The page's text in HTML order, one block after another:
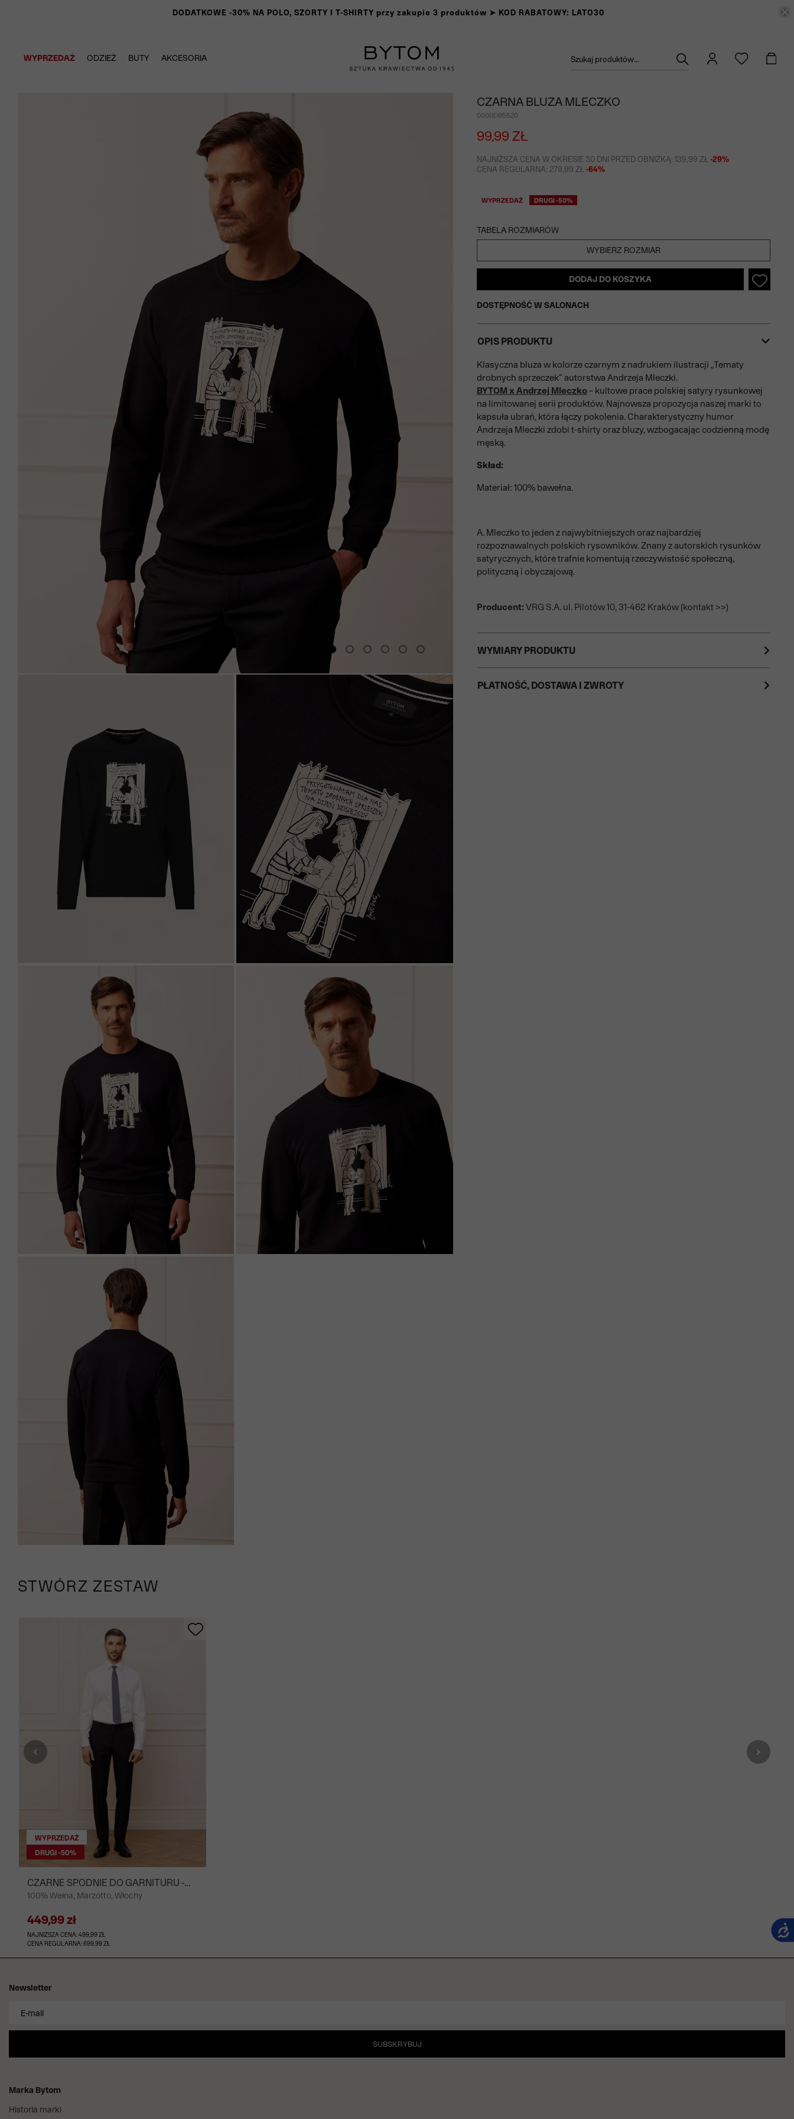
DODATKOWE -30% NA POLO, SZORTY I T-SHIRTY przy zakupie 3 produktów ➤ KOD RABATOWY: LATO30
WYPRZEDAŻ ODZIEŻ BUTY AKCESORIA Szukaj produktów...
CZARNA BLUZA MLECZKO
0000DB5520
99,99 ZŁ
NAJNIŻSZA CENA W OKRESIE 30 DNI PRZED OBNIŻKĄ: 139,99 ZŁ -29%
CENA REGULARNA: 279,99 ZŁ -64%
WYPRZEDAŻ DRUGI -50%
TABELA ROZMIARÓW
WYBIERZ ROZMIAR
DODAJ DO KOSZYKA
DOSTĘPNOŚĆ W SALONACH
OPIS PRODUKTU
Klasyczna bluza w kolorze czarnym z nadrukiem ilustracji „Tematy
drobnych sprzeczek” autorstwa Andrzeja Mleczki.
BYTOM x Andrzej Mleczko– kultowe prace polskiej satyry rysunkowej
na limitowanej serii produktów. Najnowsza propozycja naszej marki to
kapsuła ubrań, która łączy pokolenia. Charakterystyczny humor
Andrzeja Mleczki zdobi t-shirty oraz bluzy, wzbogacając codzienną modę
męską.
Skład:
Materiał: 100% bawełna.
A. Mleczko to jeden z najwybitniejszych oraz najbardziej
rozpoznawalnych polskich rysowników. Znany z autorskich rysunków
satyrycznych, które trafnie komentują rzeczywistość społeczną,
polityczną i obyczajową.
Producent: VRG S.A. ul. Pilotów 10, 31-462 Kraków (kontakt >>)
WYMIARY PRODUKTU
PŁATNOŚĆ, DOSTAWA I ZWROTY
STWÓRZ ZESTAW
WYPRZEDAŻ
DRUGI -50%
CZARNE SPODNIE DO GARNITURU -
MIKSUJ I ŁĄCZ
100% Wełna, Marzotto, Włochy
449,99 zł
NAJNIŻSZA CENA: 499,99 ZŁ
CENA REGULARNA: 699,99 ZŁ
Marka Bytom
Historia marki
Newsletter